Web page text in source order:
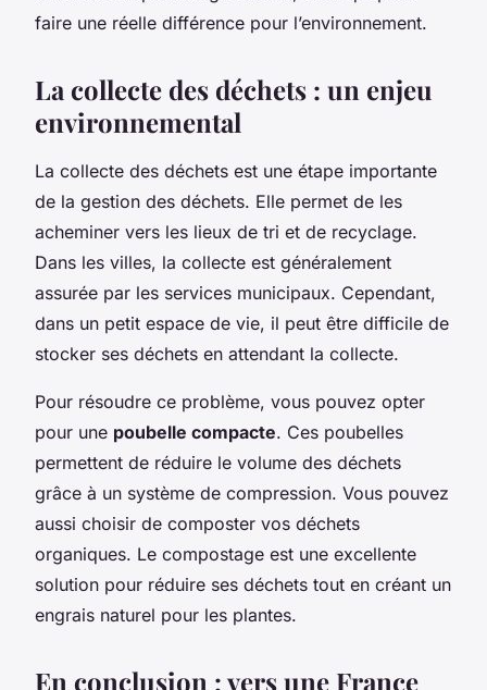
faire une réelle différence pour l’environnement.
La collecte des déchets : un enjeu
environnemental
La collecte des déchets est une étape importante
de la gestion des déchets. Elle permet de les
acheminer vers les lieux de tri et de recyclage.
Dans les villes, la collecte est généralement
assurée par les services municipaux. Cependant,
dans un petit espace de vie, il peut être difficile de
stocker ses déchets en attendant la collecte.
Pour résoudre ce problème, vous pouvez opter
pour une poubelle compacte. Ces poubelles
permettent de réduire le volume des déchets
grâce à un système de compression. Vous pouvez
aussi choisir de composter vos déchets
organiques. Le compostage est une excellente
solution pour réduire ses déchets tout en créant un
engrais naturel pour les plantes.
En conclusion : vers une France